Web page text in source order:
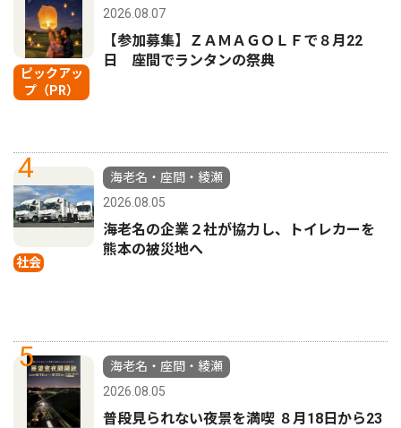
ピックアッ
プ（PR）
2026.08.07
【参加募集】ＺＡＭＡＧＯＬＦで８月22
日 座間でランタンの祭典
4
社会
海老名・座間・綾瀬
2026.08.05
海老名の企業２社が協力し、トイレカーを
熊本の被災地へ
5
海老名・座間・綾瀬
2026.08.05
普段見られない夜景を満喫 ８月18日から23